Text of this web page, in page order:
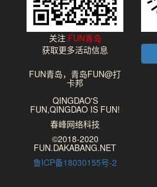
关注 FUN青岛
获取更多活动信息
FUN青岛，青岛FUN@打
卡邦
QINGDAO'S
FUN,QINGDAO IS FUN!
春峰网络科技
©2018-2020
FUN.DAKABANG.NET
鲁ICP备18030155号-2